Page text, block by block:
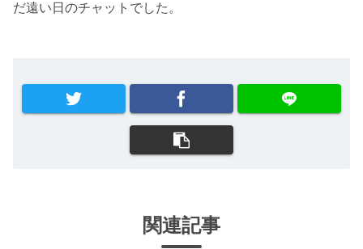
だ遠い日のチャットでした。
関連記事